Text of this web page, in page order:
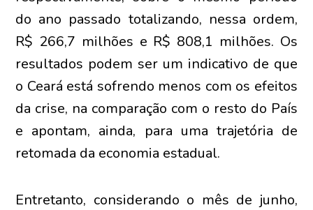
do ano passado totalizando, nessa ordem,
R$ 266,7 milhões e R$ 808,1 milhões. Os
resultados podem ser um indicativo de que
o Ceará está sofrendo menos com os efeitos
da crise, na comparação com o resto do País
e apontam, ainda, para uma trajetória de
retomada da economia estadual.
Entretanto, considerando o mês de junho,